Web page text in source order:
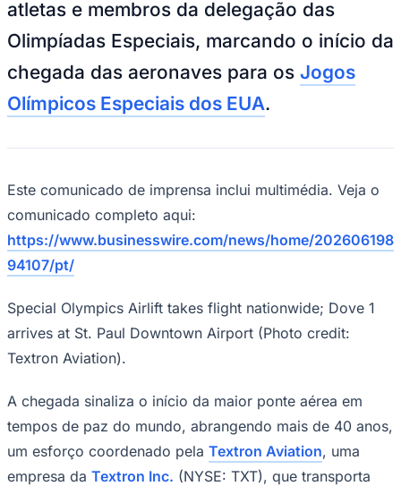
Parques & Represas
Cidades da Região
Santana de Parnaíba
Itapevi
do Bom Jesus AraçariguamaCajamarCaieirasFranco da
Rocha
Francisco Morato Taboão da SerraEmbu das Artes
Para Sua Empresa
Guia Comercial
Selo Verificado
Portal Educacional
Agenda de Vestibulares
Concursos
Panorama Econômico
Panorama Econômico
Para Sua Empresa
Anuncie no Portal
Verificar Empresa
Anunciar VagasNovo
Publicidade Legal
atletas e membros da delegação das
Olimpíadas Especiais, marcando o início da
chegada das aeronaves para os Jogos
Olímpicos Especiais dos EUA.
Este comunicado de imprensa inclui multimédia. Veja o
comunicado completo aqui:
https://www.businesswire.com/news/home/202606198
94107/pt/
Special Olympics Airlift takes flight nationwide; Dove 1
arrives at St. Paul Downtown Airport (Photo credit:
Textron Aviation).
A chegada sinaliza o início da maior ponte aérea em
tempos de paz do mundo, abrangendo mais de 40 anos,
um esforço coordenado pela Textron Aviation, uma
empresa da Textron Inc. (NYSE: TXT), que transporta